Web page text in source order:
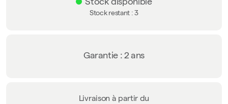
Stock disponible
Stock restant :3
Garantie : 2 ans
Livraison à partir du